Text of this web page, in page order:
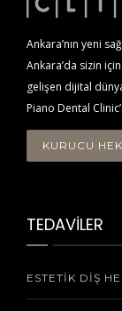
Ankara’nın yeni
Ankara’da sizin
gelişen dijital
Piano Dental
KURUCU
TEDAVİLER
ESTETIK DIŞ